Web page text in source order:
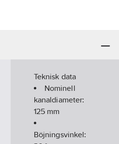
Teknisk data
Nominell
kanaldiameter:
125 mm
Böjningsvinkel: